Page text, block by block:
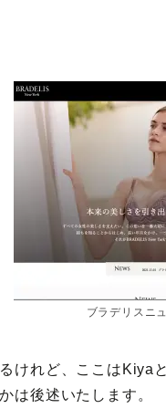
ブラデリスニ
けれど、ここはKiya
は後述いたします。